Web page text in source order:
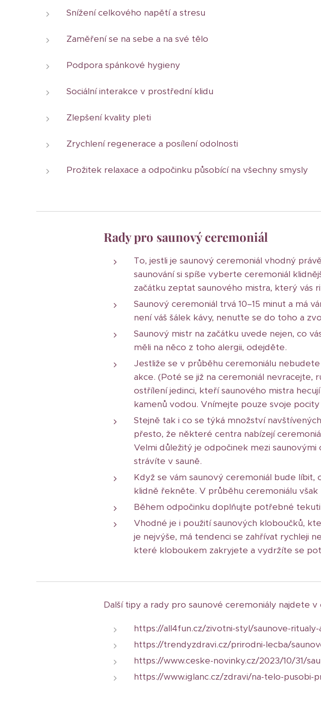
Snížení celkového napětí a stresu
Zaměření se na sebe a na své tělo
Podpora spánkové hygieny
Sociální interakce v prostřední klidu
Zlepšení kvality pleti
Zrychlení regenerace a posílení odolnosti
Prožitek relaxace a odpočinku působící na všechny smysly
Rady pro saunový ceremoniál
To, jestli je saunový ceremoniál vhodný
saunování si spíše vyberte ceremoniál
začátku zeptat saunového mistra, který vás
Saunový ceremoniál trvá 10–15 minut a má
není váš šálek kávy, nenuťte se do toho a
Saunový mistr na začátku uvede nejen, co
měli na něco z toho alergii, odejděte.
Jestliže se v průběhu ceremoniálu
akce. (Poté se již na ceremoniál nevracejte,
ostřílení jedinci, kteří saunového mistra
kamenů vodou. Vnímejte pouze svoje
Stejně tak i co se týká množství
přesto, že některé centra nabízejí
Velmi důležitý je odpočinek mezi
strávíte v sauně.
Když se vám saunový ceremoniál bude
klidně řekněte. V průběhu ceremoniálu
Během odpočinku doplňujte potřebné
Vhodné je i použití saunových kloboučků,
je nejvýše, má tendenci se zahřívat rychleji
které kloboukem zakryjete a vydržíte se
Další tipy a rady pro saunové ceremoniály najdete v
https://all4fun.cz/zivotni-styl/saunove-
https://trendyzdravi.cz/prirodni-lecba/
https://www.ceske-novinky.cz/2023/10/31/
https://www.iglanc.cz/zdravi/na-telo-